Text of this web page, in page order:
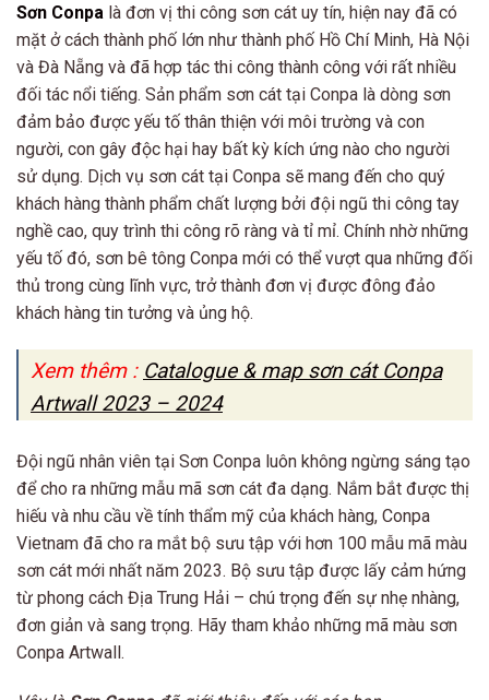
Sơn Conpa là đơn vị thi công sơn cát uy tín, hiện nay đã có
mặt ở cách thành phố lớn như thành phố Hồ Chí Minh, Hà Nội
và Đà Nẵng và đã hợp tác thi công thành công với rất nhiều
đối tác nổi tiếng. Sản phẩm sơn cát tại Conpa là dòng sơn
đảm bảo được yếu tố thân thiện với môi trường và con
người, con gây độc hại hay bất kỳ kích ứng nào cho người
sử dụng. Dịch vụ sơn cát tại Conpa sẽ mang đến cho quý
khách hàng thành phẩm chất lượng bởi đội ngũ thi công tay
nghề cao, quy trình thi công rõ ràng và tỉ mỉ. Chính nhờ những
yếu tố đó, sơn bê tông Conpa mới có thể vượt qua những đối
thủ trong cùng lĩnh vực, trở thành đơn vị được đông đảo
khách hàng tin tưởng và ủng hộ.
Xem thêm : Catalogue & map sơn cát Conpa
Artwall 2023 – 2024
Đội ngũ nhân viên tại Sơn Conpa luôn không ngừng sáng tạo
để cho ra những mẫu mã sơn cát đa dạng. Nắm bắt được thị
hiếu và nhu cầu về tính thẩm mỹ của khách hàng, Conpa
Vietnam đã cho ra mắt bộ sưu tập với hơn 100 mẫu mã màu
sơn cát mới nhất năm 2023. Bộ sưu tập được lấy cảm hứng
từ phong cách Địa Trung Hải – chú trọng đến sự nhẹ nhàng,
đơn giản và sang trọng. Hãy tham khảo những mã màu sơn
Conpa Artwall.